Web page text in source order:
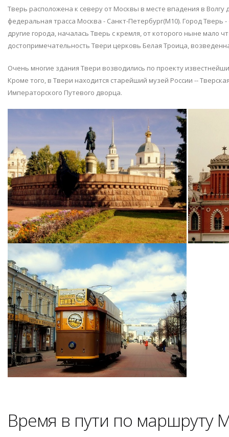
Тверь расположена к северу от Москвы в месте впадения в
федеральная трасса Москва - Санкт-Петербург(М10). Город
другие города, началась Тверь с кремля, от которого ныне мало
достопримечательность Твери церковь Белая Троица,
Очень многие здания Твери возводились по проекту
Кроме того, в Твери находится старейший музей России --
Императорского Путевого дворца.
Время в пути по маршруту